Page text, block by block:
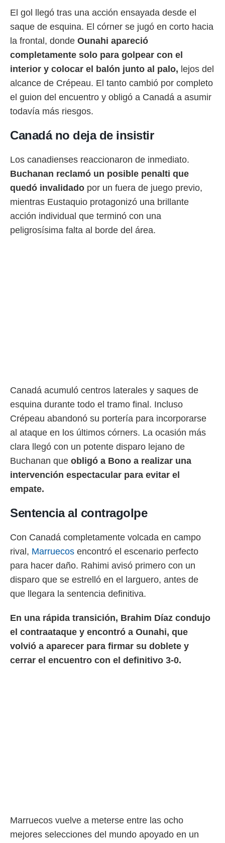
utilizar
crear un
uso de
medir el
de la
o a través
de
de
uso de
con el
El gol llegó tras una acción ensayada desde el
saque de esquina. El córner se jugó en corto hacia
la frontal, donde Ounahi apareció
completamente solo para golpear con el
interior y colocar el balón junto al palo, lejos del
alcance de Crépeau. El tanto cambió por completo
el guion del encuentro y obligó a Canadá a asumir
todavía más riesgos.
Canadá no deja de insistir
Los canadienses reaccionaron de inmediato.
Buchanan reclamó un posible penalti que
quedó invalidado por un fuera de juego previo,
mientras Eustaquio protagonizó una brillante
acción individual que terminó con una
peligrosísima falta al borde del área.
Canadá acumuló centros laterales y saques de
esquina durante todo el tramo final. Incluso
Crépeau abandonó su portería para incorporarse
al ataque en los últimos córners. La ocasión más
clara llegó con un potente disparo lejano de
Buchanan que obligó a Bono a realizar una
intervención espectacular para evitar el
empate.
Sentencia al contragolpe
Con Canadá completamente volcada en campo
rival, Marruecos encontró el escenario perfecto
para hacer daño. Rahimi avisó primero con un
disparo que se estrelló en el larguero, antes de
que llegara la sentencia definitiva.
En una rápida transición, Brahim Díaz condujo
el contraataque y encontró a Ounahi, que
volvió a aparecer para firmar su doblete y
cerrar el encuentro con el definitivo 3-0.
Marruecos vuelve a meterse entre las ocho
mejores selecciones del mundo apoyado en un